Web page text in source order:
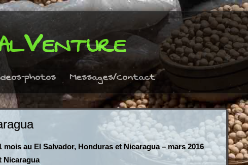
photos Messages/Contact
au El Salvador, Honduras et Nicaragua – mars 2016
Nicaragua